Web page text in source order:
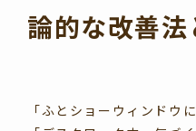
論的な改善法
「ふとショーウィンドウ